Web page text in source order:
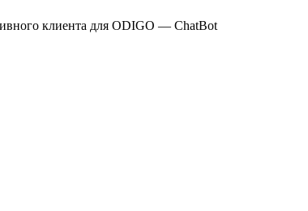
клиента для ODIGO — ChatBot